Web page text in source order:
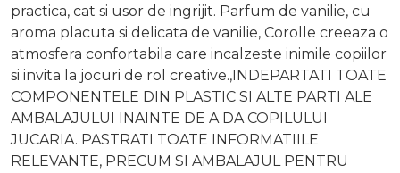
practica, cat si usor de ingrijit. Parfum de vanilie, cu
aroma placuta si delicata de vanilie, Corolle creeaza o
atmosfera confortabila care incalzeste inimile copiilor
si invita la jocuri de rol creative.,INDEPARTATI TOATE
COMPONENTELE DIN PLASTIC SI ALTE PARTI ALE
AMBALAJULUI INAINTE DE A DA COPILULUI
JUCARIA. PASTRATI TOATE INFORMATIILE
RELEVANTE, PRECUM SI AMBALAJUL PENTRU